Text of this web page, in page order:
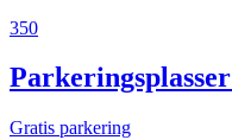
350
Parkeringsplasser
Gratis parkering